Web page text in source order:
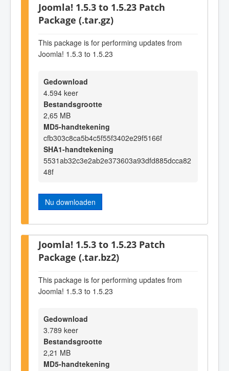
Joomla! 1.5.3 to 1.5.23 Patch
Package (.tar.gz)
This package is for performing updates from
Joomla! 1.5.3 to 1.5.23
Gedownload
4.594 keer
Bestandsgrootte
2,65 MB
MD5-handtekening
cfb303c8ca5b4c5f55f3402e29f5166f
SHA1-handtekening
5531ab32c3e2ab2e373603a93dfd885dcca82
48f
Nu downloaden
Joomla! 1.5.3 to 1.5.23 Patch
Package (.tar.bz2)
This package is for performing updates from
Joomla! 1.5.3 to 1.5.23
Gedownload
3.789 keer
Bestandsgrootte
2,21 MB
MD5-handtekening